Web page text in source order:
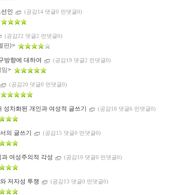
인 (공감14 댓글0 먼댓글0)
(공감22 댓글2 먼댓글0)
판)>
방향에 대하여 (공감19 댓글2 먼댓글0)
임>
(공감20 댓글0 먼댓글0)
차화된 개인과 여성적 글쓰기 (공감18 댓글6 먼댓글0)
의 글쓰기 (공감15 댓글0 먼댓글0)
여성주의적 각성 (공감10 댓글0 먼댓글0)
저자성 투쟁 (공감13 댓글0 먼댓글0)